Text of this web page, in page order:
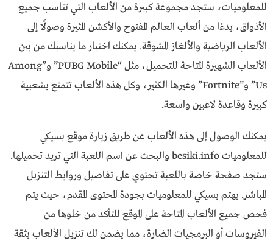
للمعلوميات، ستجد مجموعة كبيرة من الألعاب التي تناسب جميع
الأذواق، بدءًا من ألعاب العالم المفتوح والأكشن المثيرة وصولًا إلى
الألعاب الرياضية والألغاز المشوقة. يمكنك اختيار ما يناسبك من بين
الألعاب الشهيرة المتاحة للتحميل، مثل “PUBG Mobile” و”Among
Us” و”Fortnite” وغيرها الكثير، وكل هذه الألعاب تتمتع بشعبية
كبيرة وقاعدة لاعبين واسعة.
يمكنك الوصول إلى هذه الألعاب عن طريق زيارة موقع بسيكي
للمعلوميات besiki.info والبحث عن اسم اللعبة التي تريد تحميلها.
ستجد صفحة خاصة باللعبة تحتوي على تفاصيل وروابط التنزيل
المباشر. يهتم بسيكي للمعلوميات بجودة المحتوى المقدم، حيث يتم
فحص جميع الألعاب المتاحة على الموقع للتأكد من خلوها من
الفيروسات أو البرمجيات الضارة، مما يضمن لك تنزيل الألعاب بثقة